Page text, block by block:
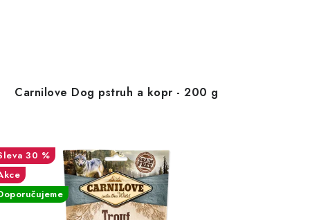
Carnilove Dog pstruh a kopr - 200 g
30 %